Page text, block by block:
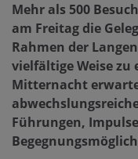
Mehr als 500
am Freitag die
Rahmen der
vielfältige Weise zu
Mitternacht
Führungen,